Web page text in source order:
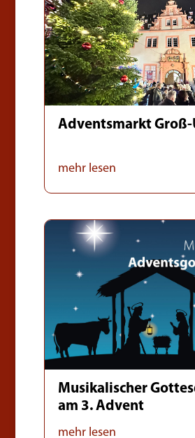
Adventsmarkt
mehr lesen
Musikalischer
am 3. Advent
mehr lesen